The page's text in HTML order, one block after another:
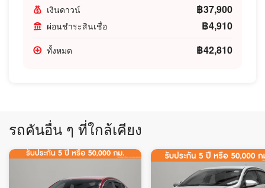
เงินดาวน์ ฿37,900
ผ่อนชำระสินเชื่อ ฿4,910
ทั้งหมด ฿42,810
รถคันอื่น ๆ ที่ใกล้เคียง